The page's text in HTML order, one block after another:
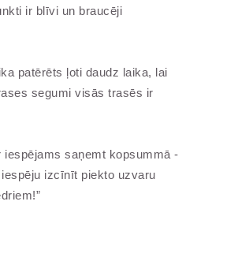
ir blīvi un braucēji
patērēts ļoti daudz laika, lai
segumi visās trasēs ir
saņemt kopsummā -
izcīnīt piekto uzvaru